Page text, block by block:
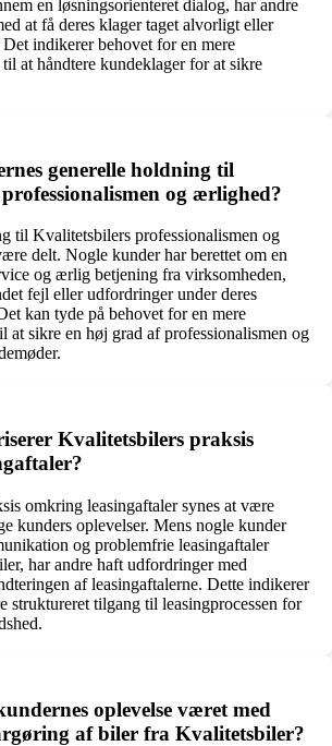
en løsningsorienteret dialog, har andre
at få deres klager taget alvorligt eller
indikerer behovet for en mere
at håndtere kundeklager for at sikre
generelle holdning til
og ærlighed?
til Kvalitetsbilers professionalismen og
delt. Nogle kunder har berettet om en
og ærlig betjening fra virksomheden,
fejl eller udfordringer under deres
kan tyde på behovet for en mere
at sikre en høj grad af professionalismen og
Kvalitetsbilers praksis
omkring leasingaftaler synes at være
kunders oplevelser. Mens nogle kunder
og problemfrie leasingaftaler
har andre haft udfordringer med
af leasingaftalerne. Dette indikerer
struktureret tilgang til leasingprocessen for
oplevelse været med
af biler fra Kvalitetsbiler?